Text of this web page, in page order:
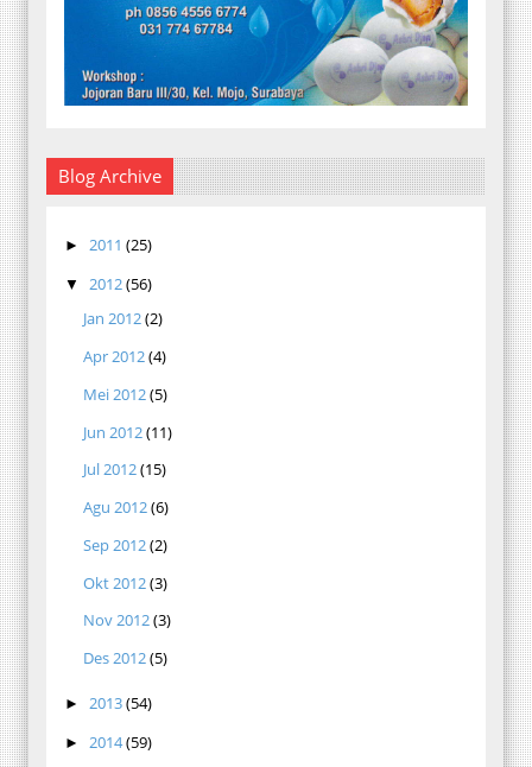
Blog Archive
► 2011 (25)
▼ 2012(56)
Jan 2012(2)
Apr 2012(4)
Mei 2012(5)
Jun 2012(11)
Jul 2012(15)
Agu 2012(6)
Sep 2012(2)
Okt 2012(3)
Nov 2012(3)
Des 2012(5)
► 2013(54)
► 2014(59)